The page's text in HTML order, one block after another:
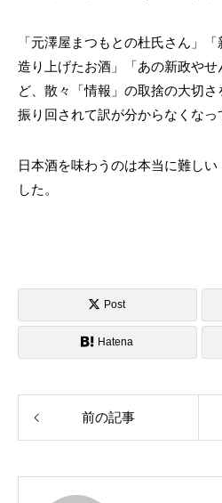
「元澤屋まつもとの杜氏さん」
造り上げたお酒」「あの新政や
ど、散々「情報」の取捨の大切
振り回されて訳が分からなくなっ
日本酒を味わうのは本当に難し
した。
Post
Hatena
前の記事